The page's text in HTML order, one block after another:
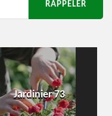
Jardinier 73